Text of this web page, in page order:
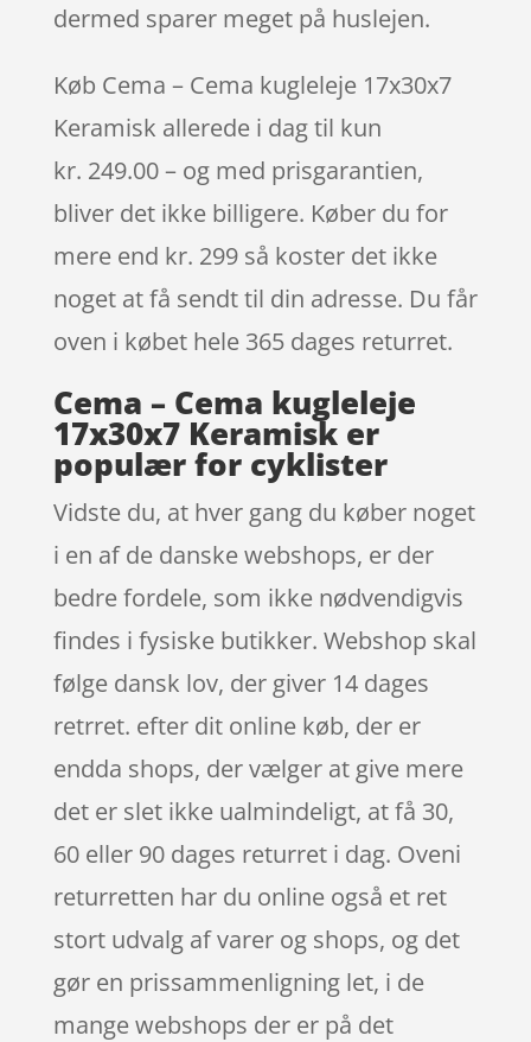
dermed sparer meget på huslejen.
Køb Cema – Cema kugleleje 17x30x7
Keramisk allerede i dag til kun
kr. 249.00 – og med prisgarantien,
bliver det ikke billigere. Køber du for
mere end kr. 299 så koster det ikke
noget at få sendt til din adresse. Du får
oven i købet hele 365 dages returret.
Cema – Cema kugleleje
17x30x7 Keramisk er
populær for cyklister
Vidste du, at hver gang du køber noget
i en af de danske webshops, er der
bedre fordele, som ikke nødvendigvis
findes i fysiske butikker. Webshop skal
følge dansk lov, der giver 14 dages
retrret. efter dit online køb, der er
endda shops, der vælger at give mere
det er slet ikke ualmindeligt, at få 30,
60 eller 90 dages returret i dag. Oveni
returretten har du online også et ret
stort udvalg af varer og shops, og det
gør en prissammenligning let, i de
mange webshops der er på det